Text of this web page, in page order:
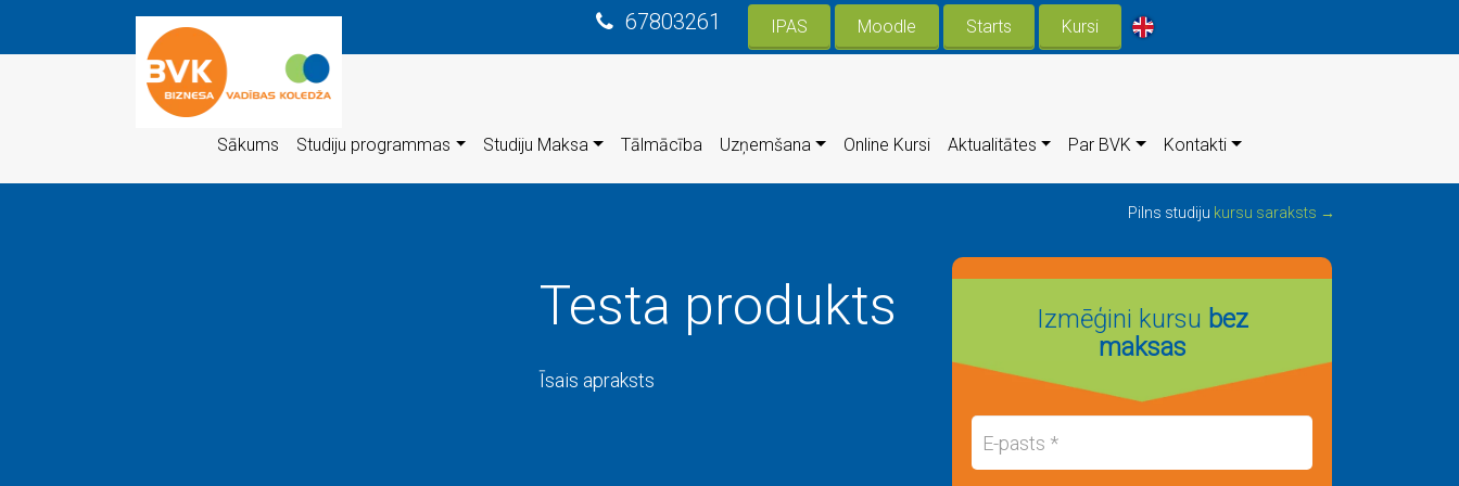
67803261 IPAS Moodle Starts Kursi
Sākums Studiju programmas Studiju Maksa Tālmācība Uzņemšana Online Kursi Aktualitātes Par BVK Kontakti
Pilns studiju kursu saraksts →
Testa produkts
Īsais apraksts
Izmēģini kursu bez
maksas